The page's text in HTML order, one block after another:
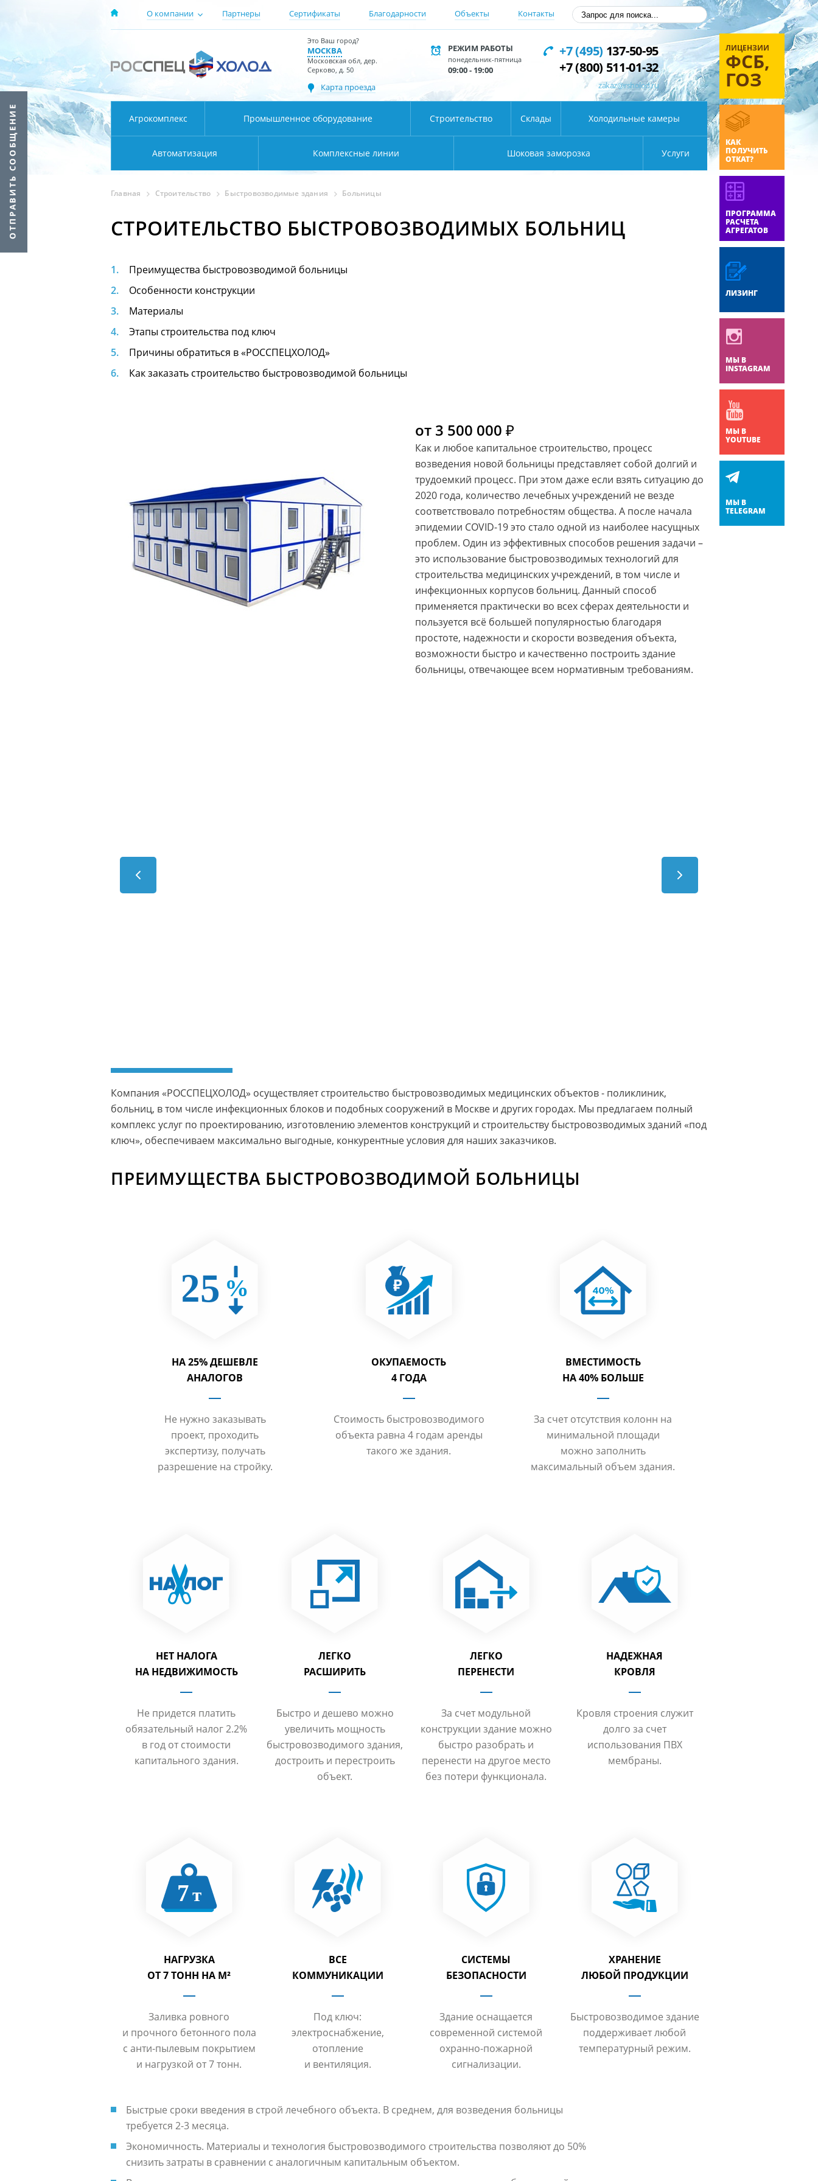
О компании Партнеры Сертификаты Благодарности Объекты Контакты
Это Ваш город?
МОСКВА
Московская обл, дер.
Серково, д. 50
Карта проезда
РЕЖИМ РАБОТЫ
понедельник-пятница
09:00 - 19:00
+7 (495) 137-50-95
+7 (800) 511-01-32
zakaz@rsholod.ru
Агрокомплекс Промышленное оборудование Строительство Склады Холодильные камеры
Автоматизация Комплексные линии Шоковая заморозка Услуги
ЛИЦЕНЗИИ
ФСБ,
ГОЗ
КАК
ПОЛУЧИТЬ
ОТКАТ?
ПРОГРАММА
РАСЧЕТА
АГРЕГАТОВ
ЛИЗИНГ
МЫ В
INSTAGRAM
МЫ В
YOUTUBE
МЫ В
TELEGRAM
Главная Строительство Быстровозводимые здания Больницы
СТРОИТЕЛЬСТВО БЫСТРОВОЗВОДИМЫХ БОЛЬНИЦ
Преимущества быстровозводимой больницы
Особенности конструкции
Материалы
Этапы строительства под ключ
Причины обратиться в «РОССПЕЦХОЛОД»
Как заказать строительство быстровозводимой больницы
от 3 500 000 ₽
Как и любое капитальное строительство, процесс
возведения новой больницы представляет собой долгий и
трудоемкий процесс. При этом даже если взять ситуацию до
2020 года, количество лечебных учреждений не везде
соответствовало потребностям общества. А после начала
эпидемии COVID-19 это стало одной из наиболее насущных
проблем. Один из эффективных способов решения задачи –
это использование быстровозводимых технологий для
строительства медицинских учреждений, в том числе и
инфекционных корпусов больниц. Данный способ
применяется практически во всех сферах деятельности и
пользуется всё большей популярностью благодаря
простоте, надежности и скорости возведения объекта,
возможности быстро и качественно построить здание
больницы, отвечающее всем нормативным требованиям.
Компания «РОССПЕЦХОЛОД» осуществляет строительство быстровозводимых медицинских объектов - поликлиник,
больниц, в том числе инфекционных блоков и подобных сооружений в Москве и других городах. Мы предлагаем полный
комплекс услуг по проектированию, изготовлению элементов конструкций и строительству быстровозводимых зданий «под
ключ», обеспечиваем максимально выгодные, конкурентные условия для наших заказчиков.
ПРЕИМУЩЕСТВА БЫСТРОВОЗВОДИМОЙ БОЛЬНИЦЫ
НА 25% ДЕШЕВЛЕ
АНАЛОГОВ
Не нужно заказывать
проект, проходить
экспертизу, получать
разрешение на стройку.
ОКУПАЕМОСТЬ
4 ГОДА
Стоимость быстровозводимого
объекта равна 4 годам аренды
такого же здания.
ВМЕСТИМОСТЬ
НА 40% БОЛЬШЕ
За счет отсутствия колонн на
минимальной площади
можно заполнить
максимальный объем здания.
НЕТ НАЛОГА
НА НЕДВИЖИМОСТЬ
Не придется платить
обязательный налог 2.2%
в год от стоимости
капитального здания.
ЛЕГКО
РАСШИРИТЬ
Быстро и дешево можно
увеличить мощность
быстровозводимого здания,
достроить и перестроить
объект.
ЛЕГКО
ПЕРЕНЕСТИ
За счет модульной
конструкции здание можно
быстро разобрать и
перенести на другое место
без потери функционала.
НАДЕЖНАЯ
КРОВЛЯ
Кровля строения служит
долго за счет
использования ПВХ
мембраны.
НАГРУЗКА
ОТ 7 ТОНН НА М²
Заливка ровного
и прочного бетонного пола
с анти-пылевым покрытием
и нагрузкой от 7 тонн.
ВСЕ
КОММУНИКАЦИИ
Под ключ:
электроснабжение,
отопление
и вентиляция.
СИСТЕМЫ
БЕЗОПАСНОСТИ
Здание оснащается
современной системой
охранно-пожарной
сигнализации.
ХРАНЕНИЕ
ЛЮБОЙ ПРОДУКЦИИ
Быстровозводимое здание
поддерживает любой
температурный режим.
Быстрые сроки введения в строй лечебного объекта. В среднем, для возведения больницы
требуется 2-3 месяца.
Экономичность. Материалы и технология быстровозводимого строительства позволяют до 50%
снизить затраты в сравнении с аналогичным капитальным объектом.